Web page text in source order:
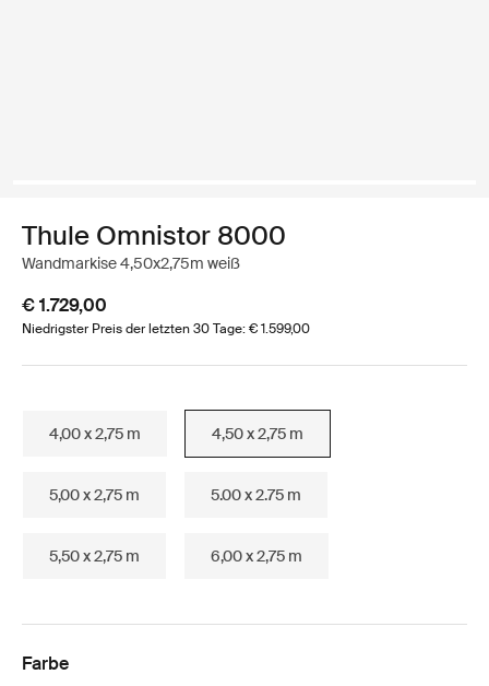
Thule Omnistor 8000
Wandmarkise 4,50x2,75m weiß
€ 1.729,00
Niedrigster Preis der letzten 30 Tage: € 1.599,00
4,00 x 2,75 m 4,50 x 2,75 m
5,00 x 2,75 m 5.00 x 2.75 m
5,50 x 2,75 m 6,00 x 2,75 m
Farbe